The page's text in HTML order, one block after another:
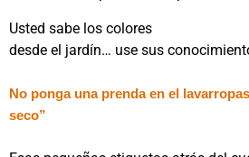
Usted sabe los colores
desde el jardín… use sus
No ponga una prenda en el
seco”